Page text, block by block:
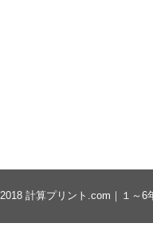
計算プリント.com｜１～